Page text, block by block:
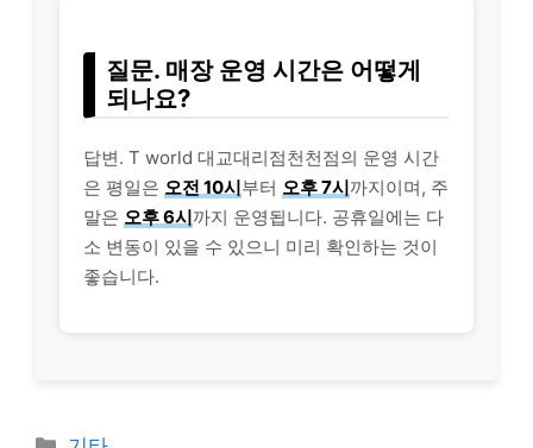
질문. 매장 운영 시간은 어떻게
되나요?
답변. T world 대교대리점천천점의 운영 시간
은 평일은 오전 10시부터 오후 7시까지이며, 주
말은 오후 6시까지 운영됩니다. 공휴일에는 다
소 변동이 있을 수 있으니 미리 확인하는 것이
좋습니다.
Categories